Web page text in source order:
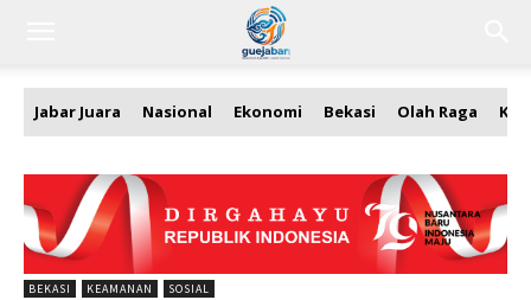
Jabar Juara Nasional Ekonomi Bekasi Olah Raga
BEKASI KEAMANAN SOSIAL